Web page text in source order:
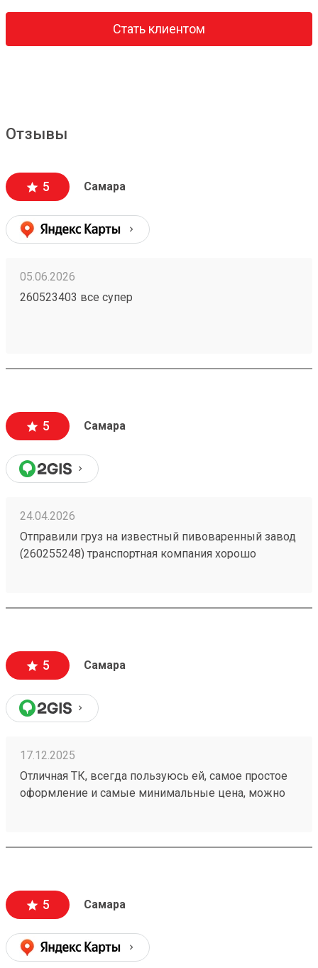
Стать клиентом
Отзывы
5 Самара
05.06.2026
260523403 все супер
5 Самара
24.04.2026
Отправили груз на известный пивоваренный завод
(260255248) транспортная компания хорошо
5 Самара
17.12.2025
Отличная ТК, всегда пользуюсь ей, самое простое
оформление и самые минимальные цена, можно
250861534
5 Самара